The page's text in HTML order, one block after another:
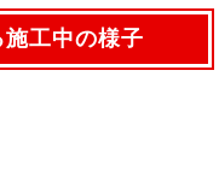
工中の様子